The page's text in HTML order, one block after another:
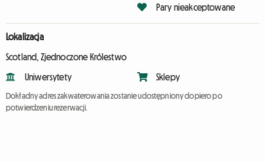
Pary nieakceptowane
Lokalizacja
Scotland, Zjednoczone Królestwo
Uniwersytety Sklepy
Dokładny adres zakwaterowania zostanie udostępniony dopiero po
potwierdzeniu rezerwacji.